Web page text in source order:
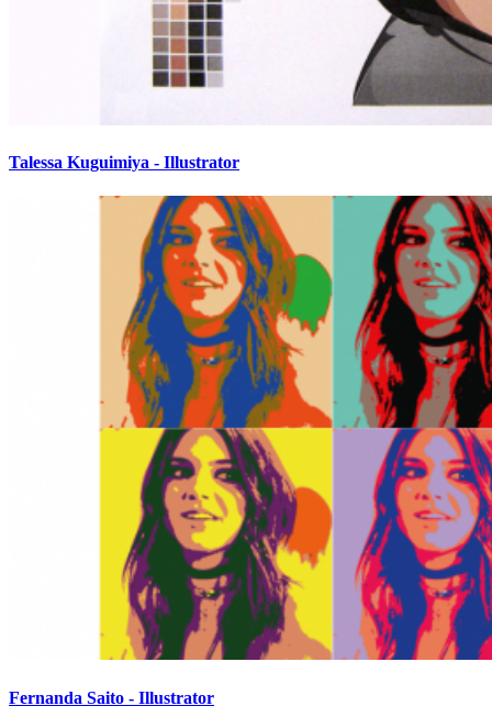
Talessa Kuguimiya - Illustrator
Fernanda Saito - Illustrator